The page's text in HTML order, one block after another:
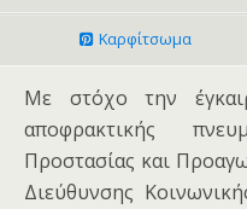
Καρφίτσωμα
Με στόχο την
αποφρακτικής
Προστασίας και
Διεύθυνσης